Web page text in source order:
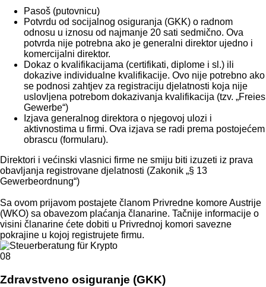
Pasoš (putovnicu)
Potvrdu od socijalnog osiguranja (GKK) o radnom
odnosu u iznosu od najmanje 20 sati sedmično. Ova
potvrda nije potrebna ako je generalni direktor ujedno i
komercijalni direktor.
Dokaz o kvalifikacijama (certifikati, diplome i sl.) ili
dokazive individualne kvalifikacije. Ovo nije potrebno ako
se podnosi zahtjev za registraciju djelatnosti koja nije
uslovljena potrebom dokazivanja kvalifikacija (tzv. „Freies
Gewerbe“)
Izjava generalnog direktora o njegovoj ulozi i
aktivnostima u firmi. Ova izjava se radi prema postojećem
obrascu (formularu).
Direktori i većinski vlasnici firme ne smiju biti izuzeti iz prava
obavljanja registrovane djelatnosti (Zakonik „§ 13
Gewerbeordnung“)
Sa ovom prijavom postajete članom Privredne komore Austrije
(WKO) sa obavezom plaćanja članarine. Tačnije informacije o
visini članarine ćete dobiti u Privrednoj komori savezne
pokrajine u kojoj registrujete firmu.
08
Zdravstveno osiguranje (GKK)